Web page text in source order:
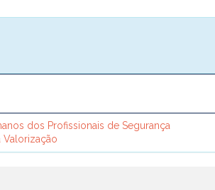
dos Profissionais de Segurança
Valorização